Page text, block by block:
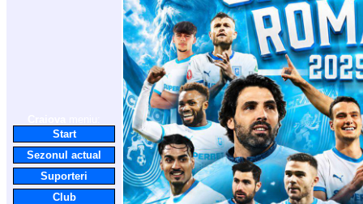
Start
Sezonul actual
Suporteri
Club